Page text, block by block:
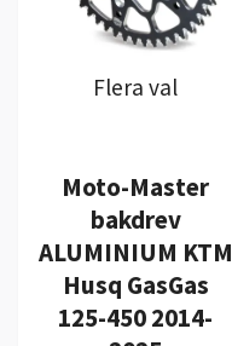
Flera val
Moto-Master
bakdrev
ALUMINIUM KTM
Husq GasGas
125-450 2014-